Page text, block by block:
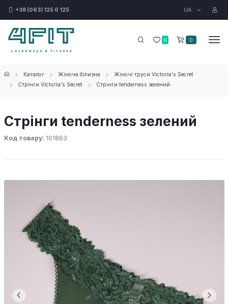
+38 (063) 125 0 125 UA
0 0
Каталог Жіноча білизна
Жіночі труси Victoria's Secret
Стрінги Victoria's Secret
Стрінги tenderness зелений
Стрінги tenderness зелений
Код товару: 101863